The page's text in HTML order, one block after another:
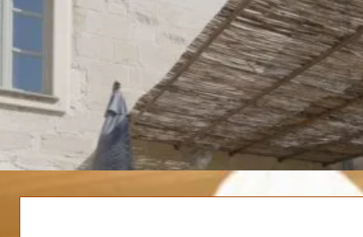
Notre chambre spacieuse de 35 m² se situe au premier étage du
Mas, maison de Monique et Pierre.
Elle peut accueillir un couple, plus une troisième personne sur un
lit simple. Il est possible d’ajouter un lit d’appoint.
La chambre dispose d’une télé, de sa salle d’eau et de toilettes
privés.
Les draps, serviettes de toilettes, et le petit déjeuner sont inclus
dans la prestation chambre d’hôtes.
A votre disposition également, la cuisine équipée, le salon avec